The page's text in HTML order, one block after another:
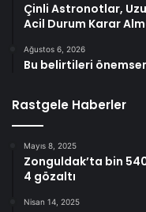
Çinli Astronotlar,
Acil Durum Karar
Ağustos 6, 2026
Bu belirtileri
Rastgele Haberler
Mayıs 8, 2025
Zonguldak’ta bin
4 gözaltı
Nisan 14, 2025